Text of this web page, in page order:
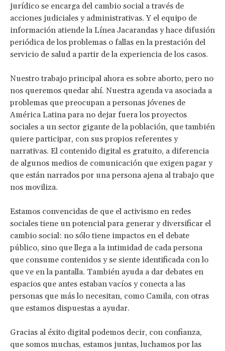
jurídico se encarga del cambio social a través de
acciones judiciales y administrativas. Y el equipo de
información atiende la Línea Jacarandas y hace difusión
periódica de los problemas o fallas en la prestación del
servicio de salud a partir de la experiencia de los casos.
Nuestro trabajo principal ahora es sobre aborto, pero no
nos queremos quedar ahí. Nuestra agenda va asociada a
problemas que preocupan a personas jóvenes de
América Latina para no dejar fuera los proyectos
sociales a un sector gigante de la población, que también
quiere participar, con sus propios referentes y
narrativas. El contenido digital es gratuito, a diferencia
de algunos medios de comunicación que exigen pagar y
que están narrados por una persona ajena al trabajo que
nos moviliza.
Estamos convencidas de que el activismo en redes
sociales tiene un potencial para generar y diversificar el
cambio social: no sólo tiene impactos en el debate
público, sino que llega a la intimidad de cada persona
que consume contenidos y se siente identificada con lo
que ve en la pantalla. También ayuda a dar debates en
espacios que antes estaban vacíos y conecta a las
personas que más lo necesitan, como Camila, con otras
que estamos dispuestas a ayudar.
Gracias al éxito digital podemos decir, con confianza,
que somos muchas, estamos juntas, luchamos por las